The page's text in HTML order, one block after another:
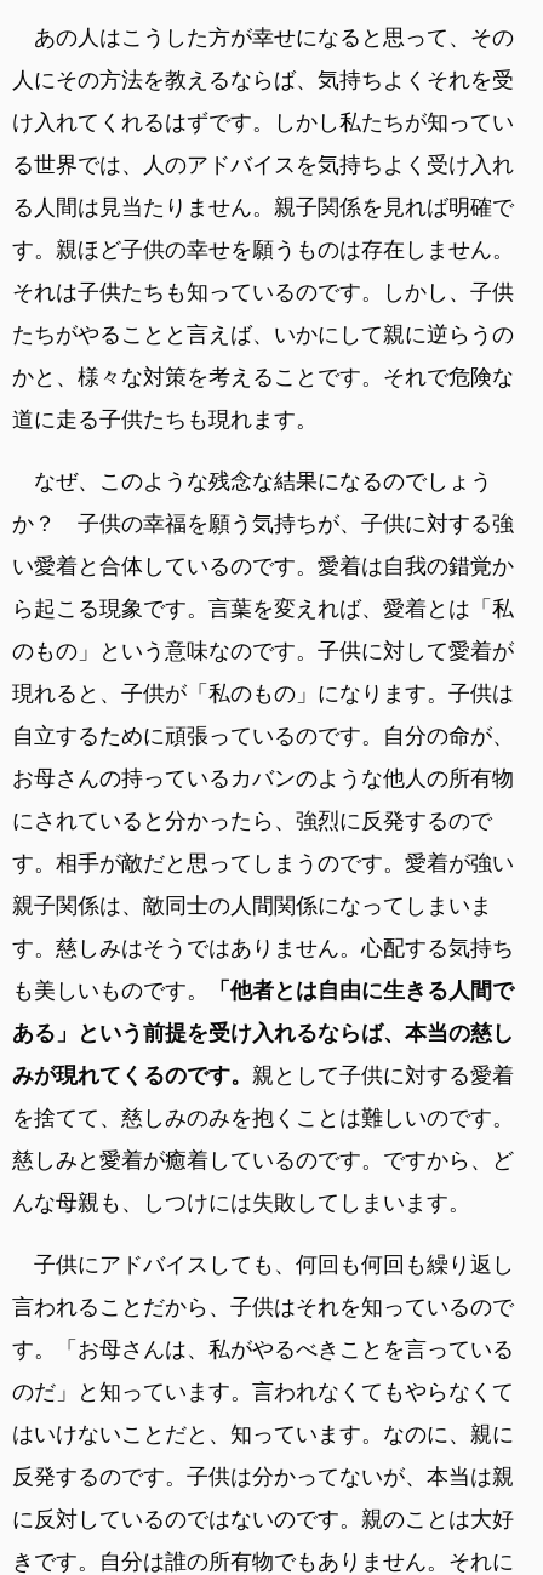
あの人はこうした方が幸せになると思って、その
人にその方法を教えるならば、気持ちよくそれを受
け入れてくれるはずです。しかし私たちが知ってい
る世界では、人のアドバイスを気持ちよく受け入れ
る人間は見当たりません。親子関係を見れば明確で
す。親ほど子供の幸せを願うものは存在しません。
それは子供たちも知っているのです。しかし、子供
たちがやることと言えば、いかにして親に逆らうの
かと、様々な対策を考えることです。それで危険な
道に走る子供たちも現れます。
なぜ、このような残念な結果になるのでしょう
か？ 子供の幸福を願う気持ちが、子供に対する強
い愛着と合体しているのです。愛着は自我の錯覚か
ら起こる現象です。言葉を変えれば、愛着とは「私
のもの」という意味なのです。子供に対して愛着が
現れると、子供が「私のもの」になります。子供は
自立するために頑張っているのです。自分の命が、
お母さんの持っているカバンのような他人の所有物
にされていると分かったら、強烈に反発するので
す。相手が敵だと思ってしまうのです。愛着が強い
親子関係は、敵同士の人間関係になってしまいま
す。慈しみはそうではありません。心配する気持ち
も美しいものです。
「他者とは自由に生きる人間で
ある」という前提を受け入れるならば、本当の慈し
みが現れてくるのです。 親として子供に対する愛着
を捨てて、慈しみのみを抱くことは難しいのです。
慈しみと愛着が癒着しているのです。ですから、ど
んな母親も、しつけには失敗してしまいます。
子供にアドバイスしても、何回も何回も繰り返し
言われることだから、子供はそれを知っているので
す。「お母さんは、私がやるべきことを言っている
のだ」と知っています。言われなくてもやらなくて
はいけないことだと、知っています。なのに、親に
反発するのです。子供は分かってないが、本当は親
に反対しているのではないのです。親のことは大好
きです。自分は誰の所有物でもありません。それに